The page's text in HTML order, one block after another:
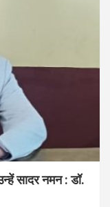
सादर नमन : डॉ.